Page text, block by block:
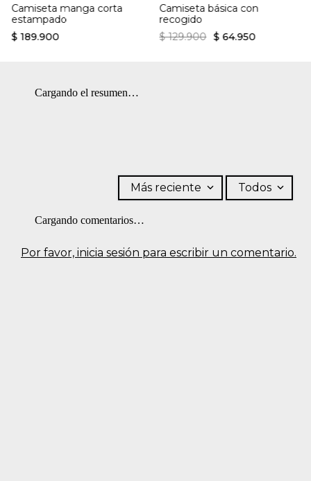
Camiseta manga corta
estampado
$ 189.900
Camiseta básica con
recogido
$ 129.900 $ 64.950
Cargando el resumen…
Por favor, inicia sesión para escribir un comentario.
Más reciente Todos
Cargando comentarios…